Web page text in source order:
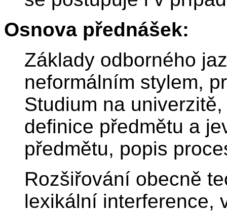
Osnova přednášek:
Základy odborného
neformálním stylem,
Studium na
definice předmětu a
předmětu, popis
Rozšiřování obecně
lexikální interference,